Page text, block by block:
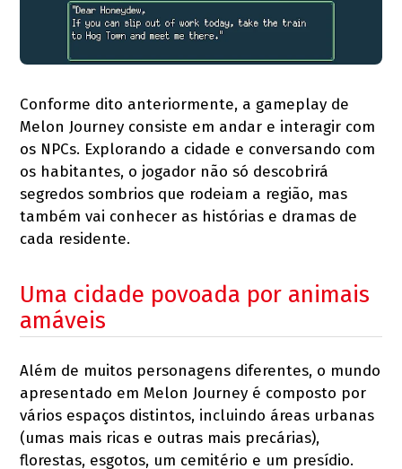
Conforme dito anteriormente, a gameplay de
Melon Journey consiste em andar e interagir com
os NPCs. Explorando a cidade e conversando com
os habitantes, o jogador não só descobrirá
segredos sombrios que rodeiam a região, mas
também vai conhecer as histórias e dramas de
cada residente.
Uma cidade povoada por animais
amáveis
Além de muitos personagens diferentes, o mundo
apresentado em Melon Journey é composto por
vários espaços distintos, incluindo áreas urbanas
(umas mais ricas e outras mais precárias),
florestas, esgotos, um cemitério e um presídio.